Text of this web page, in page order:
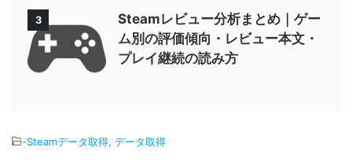
3
Steamレビュー分析まとめ｜ゲー
ム別の評価傾向・レビュー本文・
プレイ継続の読み方
-Steamデータ取得, データ取得